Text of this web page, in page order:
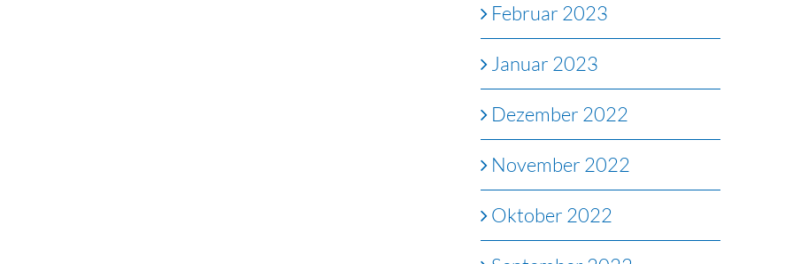
Februar 2023
Januar 2023
Dezember 2022
November 2022
Oktober 2022